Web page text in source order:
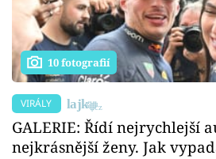
10 fotografií
VIRÁLY
GALERIE: Řídí nejrychlejší
nejkrásnější ženy. Jak